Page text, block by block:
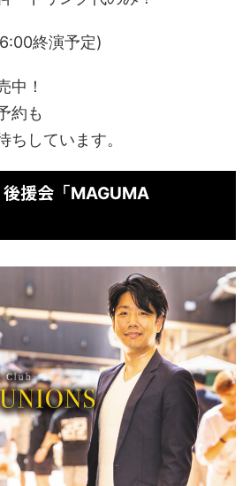
終演予定)
中！
約も
ちしています。
援会 「MAGUMA